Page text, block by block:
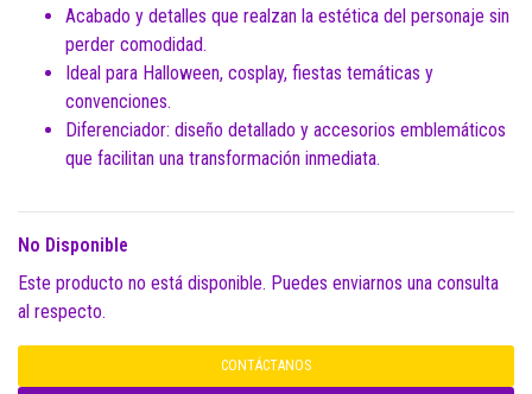
Acabado y detalles que realzan la estética del personaje sin
perder comodidad.
Ideal para Halloween, cosplay, fiestas temáticas y
convenciones.
Diferenciador: diseño detallado y accesorios emblemáticos
que facilitan una transformación inmediata.
No Disponible
Este producto no está disponible. Puedes enviarnos una consulta
al respecto.
CONTÁCTANOS